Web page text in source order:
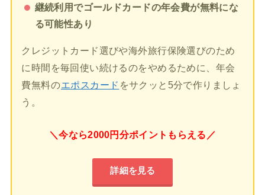
継続利用でゴールドカードの年会費が無料にな
る可能性あり
クレジットカード選びや海外旅行保険選びのため
に時間を毎回使い続けるのをやめるために、年会
費無料のエポスカード をサクッと5分で作りましょ
う。
＼今なら2000円分ポイントもらえる／
詳細を見る